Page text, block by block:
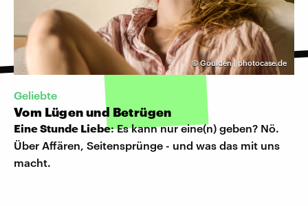
©Goulden | photocase.de
Geliebte
Vom Lügen und Betrügen
Eine Stunde Liebe: Es kann nur eine(n) geben? Nö.
Über Affären, Seitensprünge - und was das mit uns
macht.